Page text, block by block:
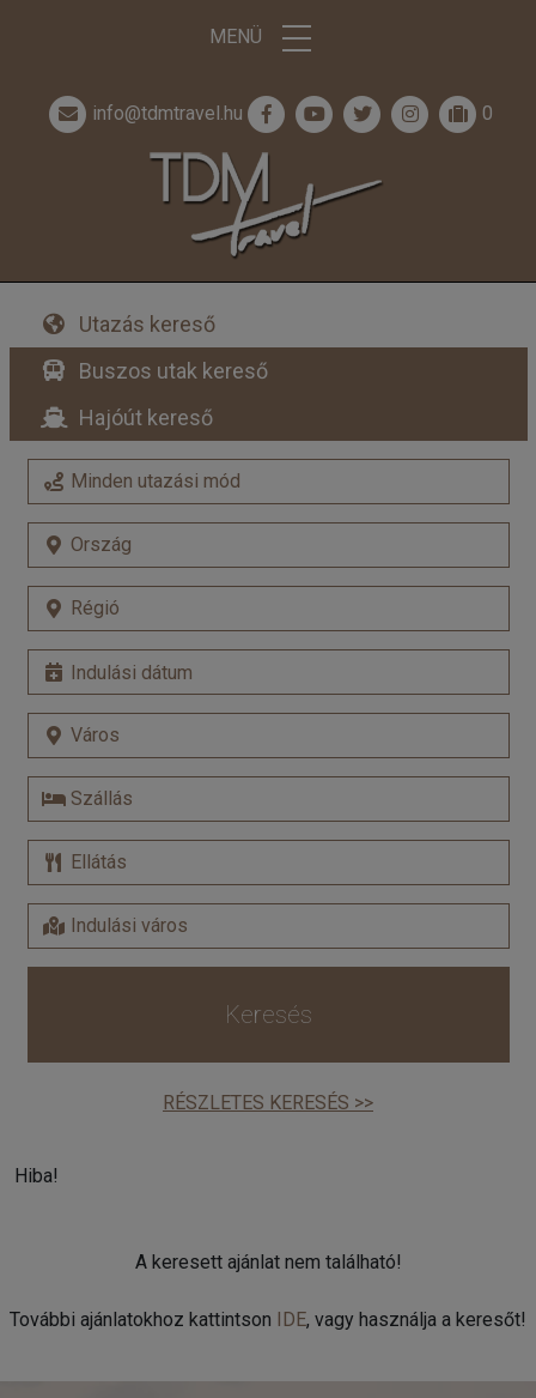
MENÜ
info@tdmtravel.hu 0
Utazás kereső
Buszos utak kereső
Hajóút kereső
Keresés
RÉSZLETES KERESÉS >>
Hiba!
A keresett ajánlat nem található!
További ajánlatokhoz kattintson IDE, vagy használja a keresőt!